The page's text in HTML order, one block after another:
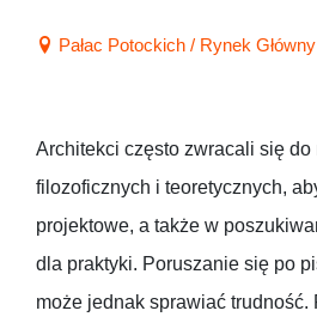
Pałac Potockich / Rynek
Architekci często zwracali się do
filozoficznych i teoretycznych,
projektowe, a także w
dla praktyki. Poruszanie się po
może jednak sprawiać trudność.